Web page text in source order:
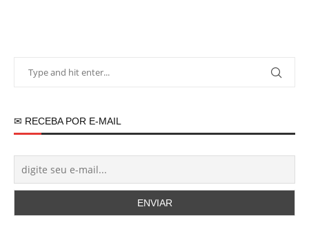
✉ RECEBA POR E-MAIL